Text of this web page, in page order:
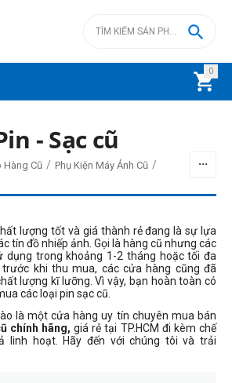
0


- Sạc cũ
Hàng Cũ / Phụ Kiện Máy Ảnh Cũ /
lượng tốt và giá thành rẻ đang là sự lựa
tín đồ nhiếp ảnh. Gọi là hàng cũ nhưng các
dụng trong khoảng 1-2 tháng hoặc tối đa
khi thu mua, các cửa hàng cũng đã
lượng kĩ lưỡng. Vì vậy, bạn hoàn toàn có
các loại pin sạc cũ.
là một cửa hàng uy tín chuyên mua bán
chính hãng, giá rẻ tại TP.HCM đi kèm chế
linh hoạt. Hãy đến với chúng tôi và trải